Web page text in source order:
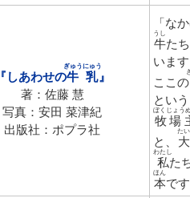
『しあわせの牛乳
ぎゅうにゅう
』
著：佐藤 慧
写真：安田 菜津紀
出版社：ポプラ社
「な
牛
うし
た
います
ここの
とい
牧場
ぼくじょうぬ
と、
たい
私
わたし
た
本
ほん
です